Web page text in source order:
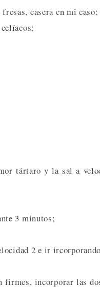
fresas, casera en mi
tártaro y la sal a
3 minutos;
2 e ir
firmes, incorporar las